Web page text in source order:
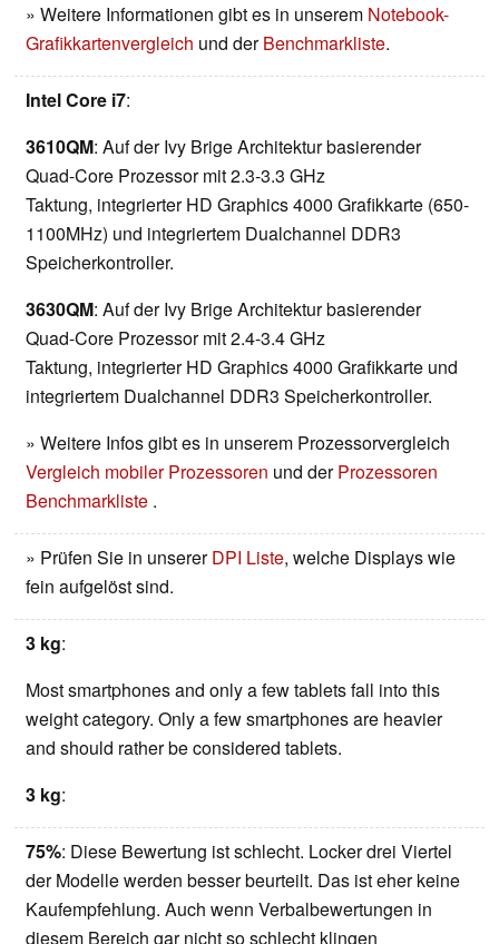
» Weitere Informationen gibt es in unserem Notebook-
Grafikkartenvergleich und derBenchmarkliste.
Intel Core i7:
3610QM: Auf der Ivy Brige Architektur basierender
Quad-Core Prozessor mit 2.3-3.3 GHz
Taktung, integrierter HD Graphics 4000 Grafikkarte (650-
1100MHz) und integriertem Dualchannel DDR3
Speicherkontroller.
3630QM: Auf der Ivy Brige Architektur basierender
Quad-Core Prozessor mit 2.4-3.4 GHz
Taktung, integrierter HD Graphics 4000 Grafikkarte und
integriertem Dualchannel DDR3 Speicherkontroller.
» Weitere Infos gibt es in unserem Prozessorvergleich
Vergleich mobiler Prozessoren und derProzessoren
Benchmarkliste .
» Prüfen Sie in unsererDPI Liste, welche Displays wie
fein aufgelöst sind.
3 kg:
Most smartphones and only a few tablets fall into this
weight category. Only a few smartphones are heavier
and should rather be considered tablets.
3 kg:
75%: Diese Bewertung ist schlecht. Locker drei Viertel
der Modelle werden besser beurteilt. Das ist eher keine
Kaufempfehlung. Auch wenn Verbalbewertungen in
diesem Bereich gar nicht so schlecht klingen